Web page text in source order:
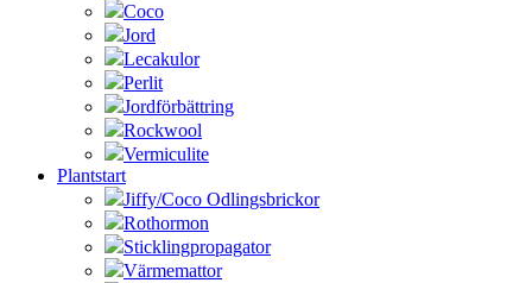
Coco
Jord
Lecakulor
Perlit
Jordförbättring
Rockwool
Vermiculite
Plantstart
Jiffy/Coco Odlingsbrickor
Rothormon
Sticklingpropagator
Värmemattor